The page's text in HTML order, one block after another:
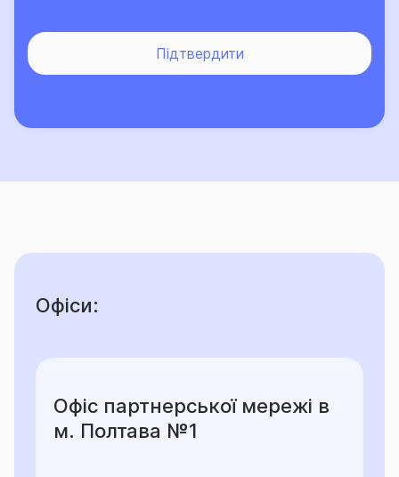
Підтвердити
Офіси:
Офіс партнерської мережі в
м. Полтава №1